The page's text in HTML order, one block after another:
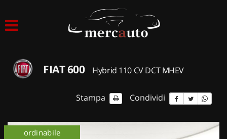
ACQUISTIAMO USATO
NOLEGGIO AUTO
FIAT 600 Hybrid 110 CV DCT MHEV
Stampa Condividi
ordinabile